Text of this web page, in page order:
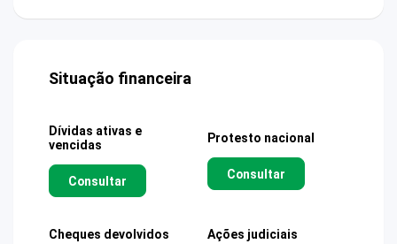
Situação financeira
Dívidas ativas e
vencidas
Consultar
Protesto nacional
Consultar
Cheques devolvidos Ações judiciais